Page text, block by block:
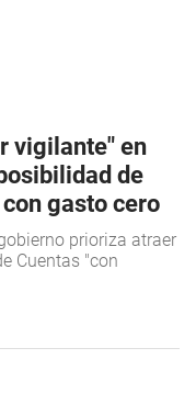
vigilante" en
de
gasto cero
prioriza atraer
Cuentas "con